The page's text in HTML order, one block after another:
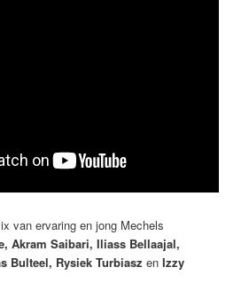
van ervaring en jong Mechels
Akram Saibari, Iliass Bellaajal,
Bulteel, Rysiek TurbiaszenIzzy